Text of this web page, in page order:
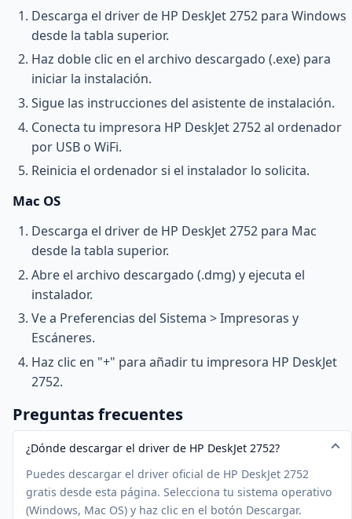
Descarga el driver de HP DeskJet 2752 para Windows
desde la tabla superior.
Haz doble clic en el archivo descargado (.exe) para
iniciar la instalación.
Sigue las instrucciones del asistente de instalación.
Conecta tu impresora HP DeskJet 2752 al ordenador
por USB o WiFi.
Reinicia el ordenador si el instalador lo solicita.
Mac OS
Descarga el driver de HP DeskJet 2752 para Mac
desde la tabla superior.
Abre el archivo descargado (.dmg) y ejecuta el
instalador.
Ve a Preferencias del Sistema > Impresoras y
Escáneres.
Haz clic en "+" para añadir tu impresora HP DeskJet
2752.
Preguntas frecuentes
¿Dónde descargar el driver de HP DeskJet 2752?
Puedes descargar el driver oficial de HP DeskJet 2752
gratis desde esta página. Selecciona tu sistema operativo
(Windows, Mac OS) y haz clic en el botón Descargar.